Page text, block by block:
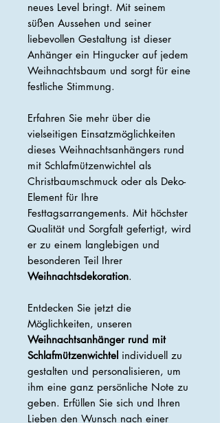
neues Level bringt. Mit seinem
süßen Aussehen und seiner
liebevollen Gestaltung ist dieser
Anhänger ein Hingucker auf jedem
Weihnachtsbaum und sorgt für eine
festliche Stimmung.
Erfahren Sie mehr über die
vielseitigen Einsatzmöglichkeiten
dieses Weihnachtsanhängers rund
mit Schlafmützenwichtel als
Christbaumschmuck oder als Deko-
Element für Ihre
Festtagsarrangements. Mit höchster
Qualität und Sorgfalt gefertigt, wird
er zu einem langlebigen und
besonderen Teil Ihrer
Weihnachtsdekoration.
Entdecken Sie jetzt die
Möglichkeiten, unseren
Weihnachtsanhänger rund mit
Schlafmützenwichtel individuell zu
gestalten und personalisieren, um
ihm eine ganz persönliche Note zu
geben. Erfüllen Sie sich und Ihren
Lieben den Wunsch nach einer